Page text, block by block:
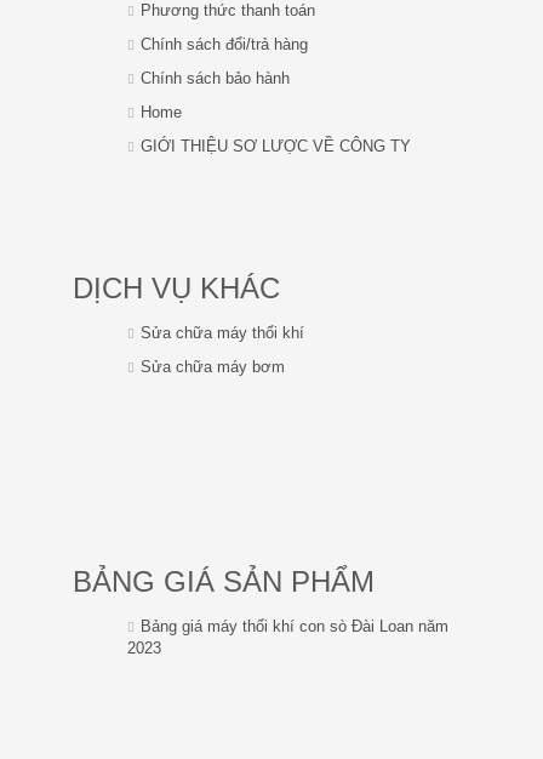
Phương thức thanh toán
Chính sách đổi/trả hàng
Chính sách bảo hành
Home
GIỚI THIỆU SƠ LƯỢC VỀ CÔNG TY
DỊCH VỤ KHÁC
Sửa chữa máy thổi khí
Sửa chữa máy bơm
BẢNG GIÁ SẢN PHẨM
Bảng giá máy thổi khí con sò Đài Loan năm
2023